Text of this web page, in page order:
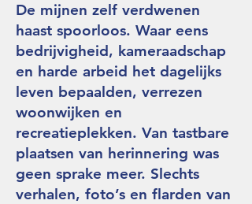
De mijnen zelf verdwenen
haast spoorloos. Waar eens
bedrijvigheid, kameraadschap
en harde arbeid het dagelijks
leven bepaalden, verrezen
woonwijken en
recreatieplekken. Van tastbare
plaatsen van herinnering was
geen sprake meer. Slechts
verhalen, foto’s en flarden van